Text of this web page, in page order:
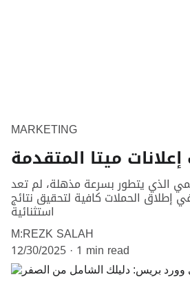
MARKETING
ميتا المتقدمة
الذي يتطور بسرعة مذهلة، لم تعد
إطلاق الحملات كافية لتحقيق نتائج
استثنائية
M:REZK SALAH
12/30/2025 1 min read